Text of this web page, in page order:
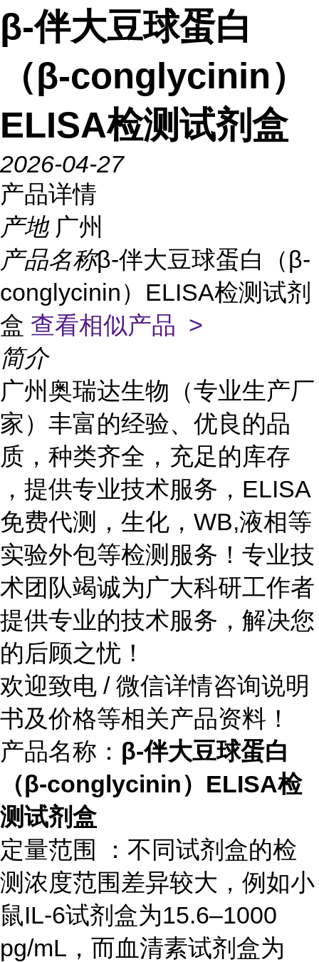
β-伴大豆球蛋白
（β-conglycinin）
ELISA检测试剂盒
2026-04-27
产品详情
产地 广州
产品名称β-伴大豆球蛋白（β-
conglycinin）ELISA检测试剂
盒 查看相似产品 >
简介
广州奥瑞达生物（专业生产厂
家）丰富的经验、优良的品
质，种类齐全，充足的库存
，提供专业技术服务，ELISA
免费代测，生化，WB,液相等
实验外包等检测服务！专业技
术团队竭诚为广大科研工作者
提供专业的技术服务，解决您
的后顾之忧！
欢迎致电 / 微信详情咨询说明
书及价格等相关产品资料！
产品名称： β-伴大豆球蛋白
（β-conglycinin）ELISA检
测试剂盒
定量范围 ：不同试剂盒的检
测浓度范围差异较大，例如小
鼠IL-6试剂盒为15.6–1000
pg/mL，而血清素试剂盒为